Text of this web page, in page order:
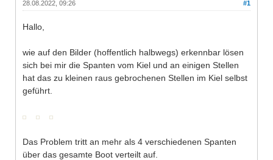
#1
28.08.2022, 09:26
Hallo,
wie auf den Bilder (hoffentlich halbwegs) erkennbar lösen
sich bei mir die Spanten vom Kiel und an einigen Stellen
hat das zu kleinen raus gebrochenen Stellen im Kiel selbst
geführt.
Das Problem tritt an mehr als 4 verschiedenen Spanten
über das gesamte Boot verteilt auf.